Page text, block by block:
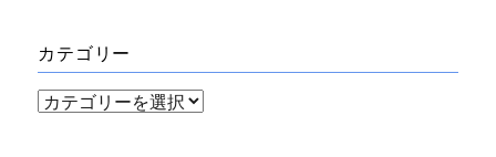
ブ
カテゴリー
カ